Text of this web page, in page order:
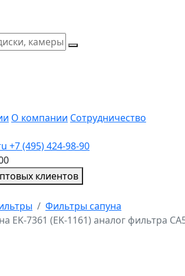
О компании Сотрудничество
+7 (495) 424-98-90
клиентов
Фильтры сапуна
EK-7361 (EK-1161) аналог фильтра